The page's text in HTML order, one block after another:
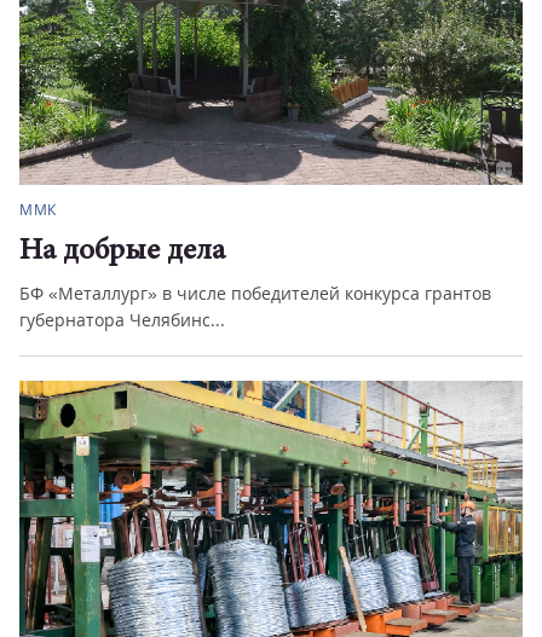
ММК
На добрые дела
БФ «Металлург» в числе победителей конкурса грантов
губернатора Челябинс...